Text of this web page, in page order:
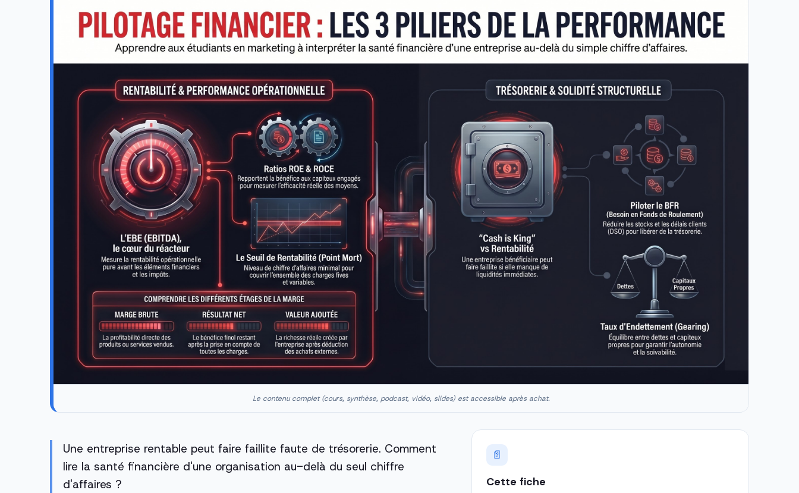
Le contenu complet (cours, synthèse, podcast, vidéo, slides) est accessible après achat.
Une entreprise rentable peut faire faillite faute de trésorerie. Comment
lire la santé financière d'une organisation au-delà du seul chiffre
d'affaires ?
📄
Cette fiche